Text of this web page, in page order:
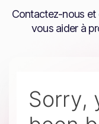
Contactez-nous
vous aider à